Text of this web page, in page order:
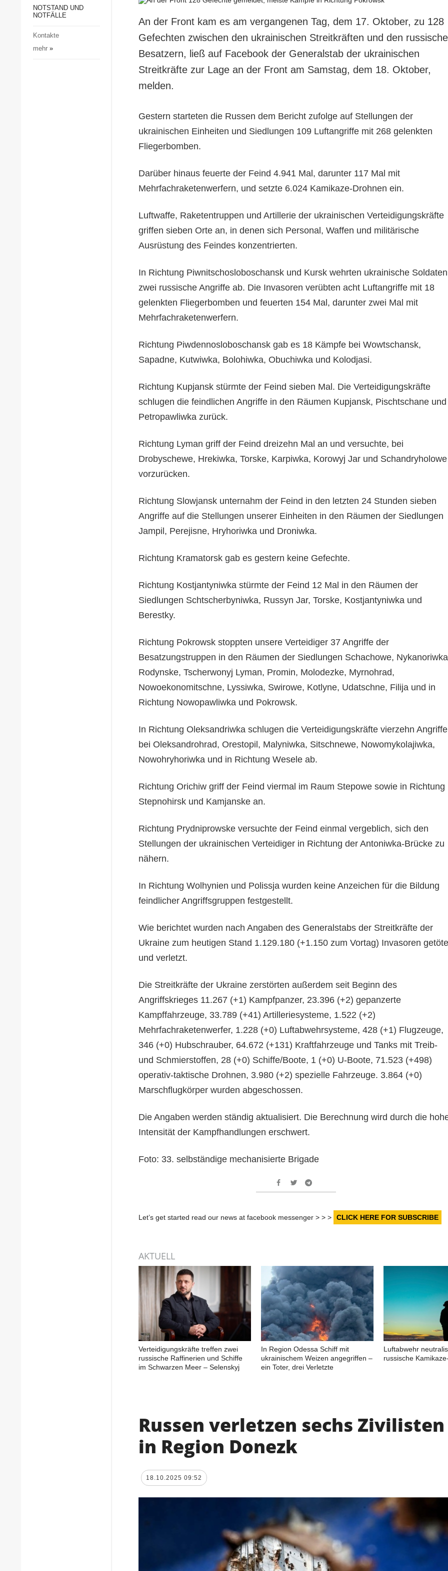
Gesellschaft und Kultur
Notstand und Notfälle
NOTSTAND UND
NOTFÄLLE
Kontakte
mehr»
An der Front kam es am vergangenen Tag, dem 17. Oktober, zu 128
Gefechten zwischen den ukrainischen Streitkräften und den
Besatzern, ließ auf Facebook der Generalstab der ukrainischen
Streitkräfte zur Lage an der Front am Samstag, dem 18. Oktober,
melden.
Gestern starteten die Russen dem Bericht zufolge auf Stellungen der
ukrainischen Einheiten und Siedlungen 109 Luftangriffe mit 268 gelenkten
Fliegerbomben.
Darüber hinaus feuerte der Feind 4.941 Mal, darunter 117 Mal mit
Mehrfachraketenwerfern, und setzte 6.024 Kamikaze-Drohnen ein.
Luftwaffe, Raketentruppen und Artillerie der ukrainischen Verteidigungskräfte
griffen sieben Orte an, in denen sich Personal, Waffen und militärische
Ausrüstung des Feindes konzentrierten.
In Richtung Piwnitschosloboschansk und Kursk wehrten ukrainische Soldaten
zwei russische Angriffe ab. Die Invasoren verübten acht Luftangriffe mit 18
gelenkten Fliegerbomben und feuerten 154 Mal, darunter zwei Mal mit
Mehrfachraketenwerfern.
Richtung Piwdennosloboschansk gab es 18 Kämpfe bei Wowtschansk,
Sapadne, Kutwiwka, Bolohiwka, Obuchiwka und Kolodjasi.
Richtung Kupjansk stürmte der Feind sieben Mal. Die Verteidigungskräfte
schlugen die feindlichen Angriffe in den Räumen Kupjansk, Pischtschane und
Petropawliwka zurück.
Richtung Lyman griff der Feind dreizehn Mal an und versuchte, bei
Drobyschewe, Hrekiwka, Torske, Karpiwka, Korowyj Jar und Schandryholowe
vorzurücken.
Richtung Slowjansk unternahm der Feind in den letzten 24 Stunden sieben
Angriffe auf die Stellungen unserer Einheiten in den Räumen der Siedlungen
Jampil, Perejisne, Hryhoriwka und Droniwka.
Richtung Kramatorsk gab es gestern keine Gefechte.
Richtung Kostjantyniwka stürmte der Feind 12 Mal in den Räumen der
Siedlungen Schtscherbyniwka, Russyn Jar, Torske, Kostjantyniwka und
Berestky.
Richtung Pokrowsk stoppten unsere Verteidiger 37 Angriffe der
Besatzungstruppen in den Räumen der Siedlungen Schachowe,
Rodynske, Tscherwonyj Lyman, Promin, Molodezke, Myrnohrad,
Nowoekonomitschne, Lyssiwka, Swirowe, Kotlyne, Udatschne, Filija und in
Richtung Nowopawliwka und Pokrowsk.
In Richtung Oleksandriwka schlugen die Verteidigungskräfte vierzehn Angriffe
bei Oleksandrohrad, Orestopil, Malyniwka, Sitschnewe, Nowomykolajiwka,
Nowohryhoriwka und in Richtung Wesele ab.
Richtung Orichiw griff der Feind viermal im Raum Stepowe sowie in Richtung
Stepnohirsk und Kamjanske an.
Richtung Prydniprowske versuchte der Feind einmal vergeblich, sich den
Stellungen der ukrainischen Verteidiger in Richtung der Antoniwka-Brücke zu
nähern.
In Richtung Wolhynien und Polissja wurden keine Anzeichen für die Bildung
feindlicher Angriffsgruppen festgestellt.
Wie berichtet wurden nach Angaben des Generalstabs der Streitkräfte der
Ukraine zum heutigen Stand 1.129.180 (+1.150 zum Vortag) Invasoren
und verletzt.
Die Streitkräfte der Ukraine zerstörten außerdem seit Beginn des
Angriffskrieges 11.267 (+1) Kampfpanzer, 23.396 (+2) gepanzerte
Kampffahrzeuge, 33.789 (+41) Artilleriesysteme, 1.522 (+2)
Mehrfachraketenwerfer, 1.228 (+0) Luftabwehrsysteme, 428 (+1) Flugzeuge,
346 (+0) Hubschrauber, 64.672 (+131) Kraftfahrzeuge und Tanks mit Treib-
und Schmierstoffen, 28 (+0) Schiffe/Boote, 1 (+0) U-Boote, 71.523 (+498)
operativ-taktische Drohnen, 3.980 (+2) spezielle Fahrzeuge. 3.864 (+0)
Marschflugkörper wurden abgeschossen.
Die Angaben werden ständig aktualisiert. Die Berechnung wird durch die
Intensität der Kampfhandlungen erschwert.
Foto: 33. selbständige mechanisierte Brigade
Let’s get started read our news at facebook messenger > > > CLICK HERE FOR SUBSCRIBE
AKTUELL
Verteidigungskräfte treffen zwei
russische Raffinerien und Schiffe
im Schwarzen Meer – Selenskyj
In Region Odessa Schiff mit
ukrainischem Weizen angegriffen –
ein Toter, drei Verletzte
Luftabwehr
russische
Russen verletzen sechs Zivilisten
in Region Donezk
18.10.2025 09:52